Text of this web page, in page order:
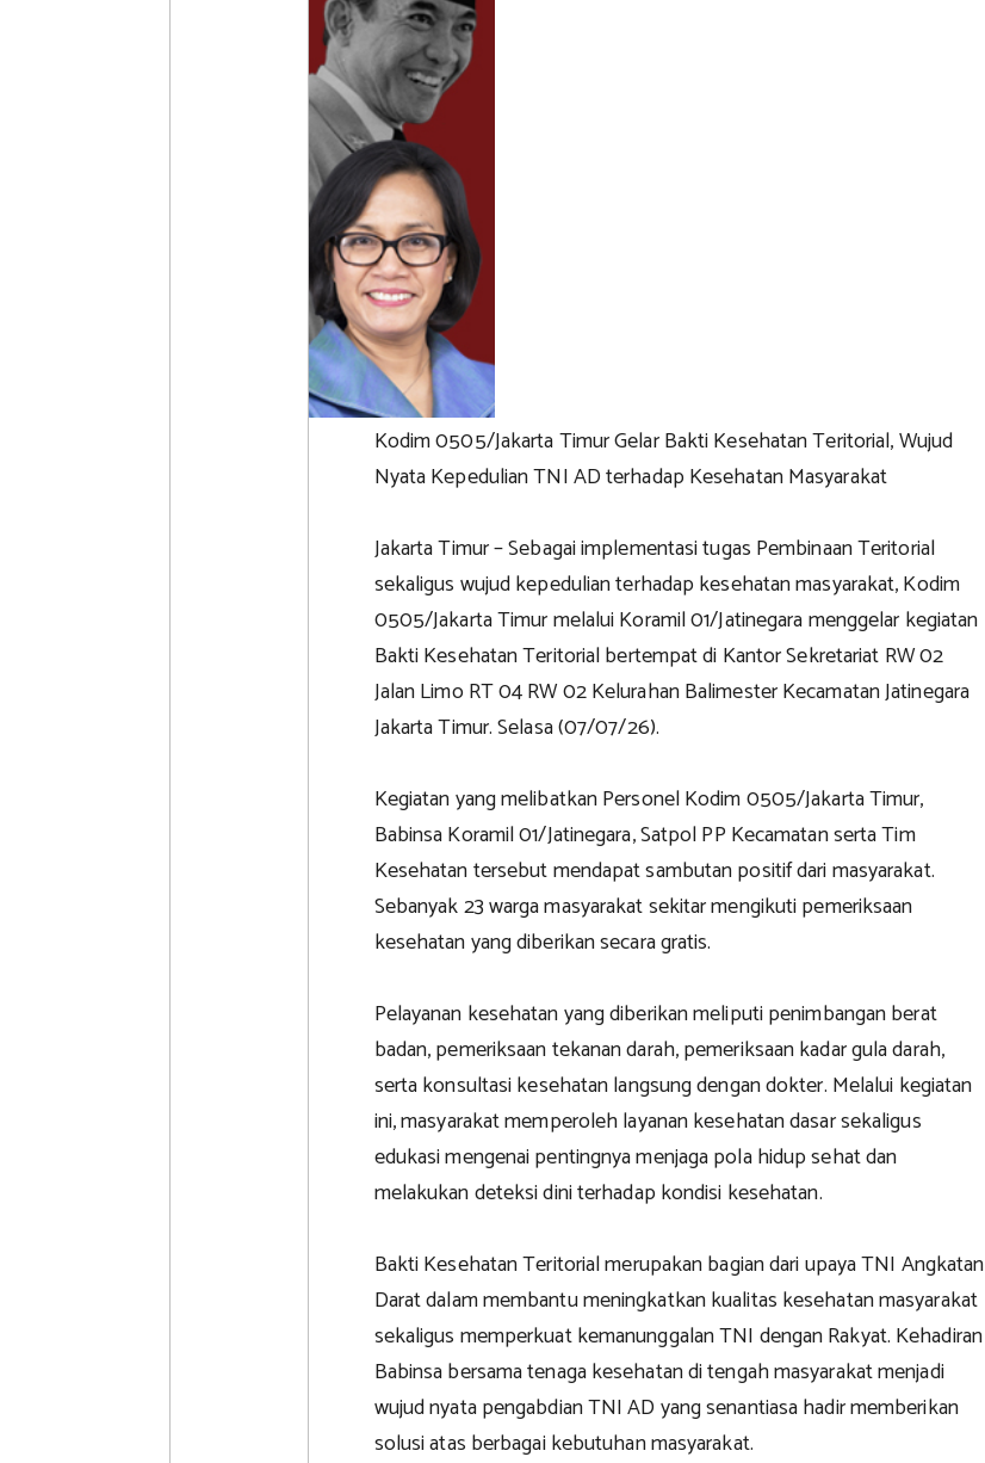
Kodim 0505/Jakarta Timur Gelar Bakti Kesehatan Teritorial, Wujud
Nyata Kepedulian TNI AD terhadap Kesehatan Masyarakat
Jakarta Timur – Sebagai implementasi tugas Pembinaan Teritorial
sekaligus wujud kepedulian terhadap kesehatan masyarakat, Kodim
0505/Jakarta Timur melalui Koramil 01/Jatinegara menggelar kegiatan
Bakti Kesehatan Teritorial bertempat di Kantor Sekretariat RW 02
Jalan Limo RT 04 RW 02 Kelurahan Balimester Kecamatan Jatinegara
Jakarta Timur. Selasa (07/07/26).
Kegiatan yang melibatkan Personel Kodim 0505/Jakarta Timur,
Babinsa Koramil 01/Jatinegara, Satpol PP Kecamatan serta Tim
Kesehatan tersebut mendapat sambutan positif dari masyarakat.
Sebanyak 23 warga masyarakat sekitar mengikuti pemeriksaan
kesehatan yang diberikan secara gratis.
Pelayanan kesehatan yang diberikan meliputi penimbangan berat
badan, pemeriksaan tekanan darah, pemeriksaan kadar gula darah,
serta konsultasi kesehatan langsung dengan dokter. Melalui kegiatan
ini, masyarakat memperoleh layanan kesehatan dasar sekaligus
edukasi mengenai pentingnya menjaga pola hidup sehat dan
melakukan deteksi dini terhadap kondisi kesehatan.
Bakti Kesehatan Teritorial merupakan bagian dari upaya TNI Angkatan
Darat dalam membantu meningkatkan kualitas kesehatan masyarakat
sekaligus memperkuat kemanunggalan TNI dengan Rakyat. Kehadiran
Babinsa bersama tenaga kesehatan di tengah masyarakat menjadi
wujud nyata pengabdian TNI AD yang senantiasa hadir memberikan
solusi atas berbagai kebutuhan masyarakat.